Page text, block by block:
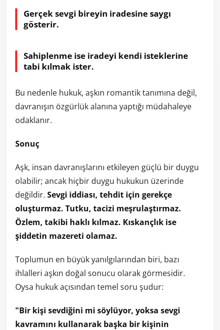
Gerçek sevgi bireyin iradesine saygı
gösterir.
Sahiplenme ise iradeyi kendi isteklerine
tabi kılmak ister.
Bu nedenle hukuk, aşkın romantik tanımına değil,
davranışın özgürlük alanına yaptığı müdahaleye
odaklanır.
Sonuç
Aşk, insan davranışlarını etkileyen güçlü bir duygu
olabilir; ancak hiçbir duygu hukukun üzerinde
değildir. Sevgi iddiası, tehdit için gerekçe
oluşturmaz. Tutku, tacizi meşrulaştırmaz.
Özlem, takibi haklı kılmaz. Kıskançlık ise
şiddetin mazereti olamaz.
Toplumun en büyük yanılgılarından biri, bazı
ihlalleri aşkın doğal sonucu olarak görmesidir.
Oysa hukuk açısından temel soru şudur:
"Bir kişi sevdiğini mi söylüyor, yoksa sevgi
kavramını kullanarak başka bir kişinin